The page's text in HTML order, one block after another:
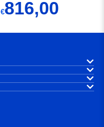
€816,00